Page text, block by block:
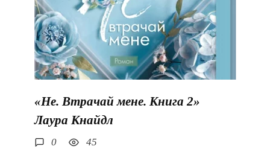
«Не. Втрачай мене. Книга 2»
Лаура Кнайдл
0 45